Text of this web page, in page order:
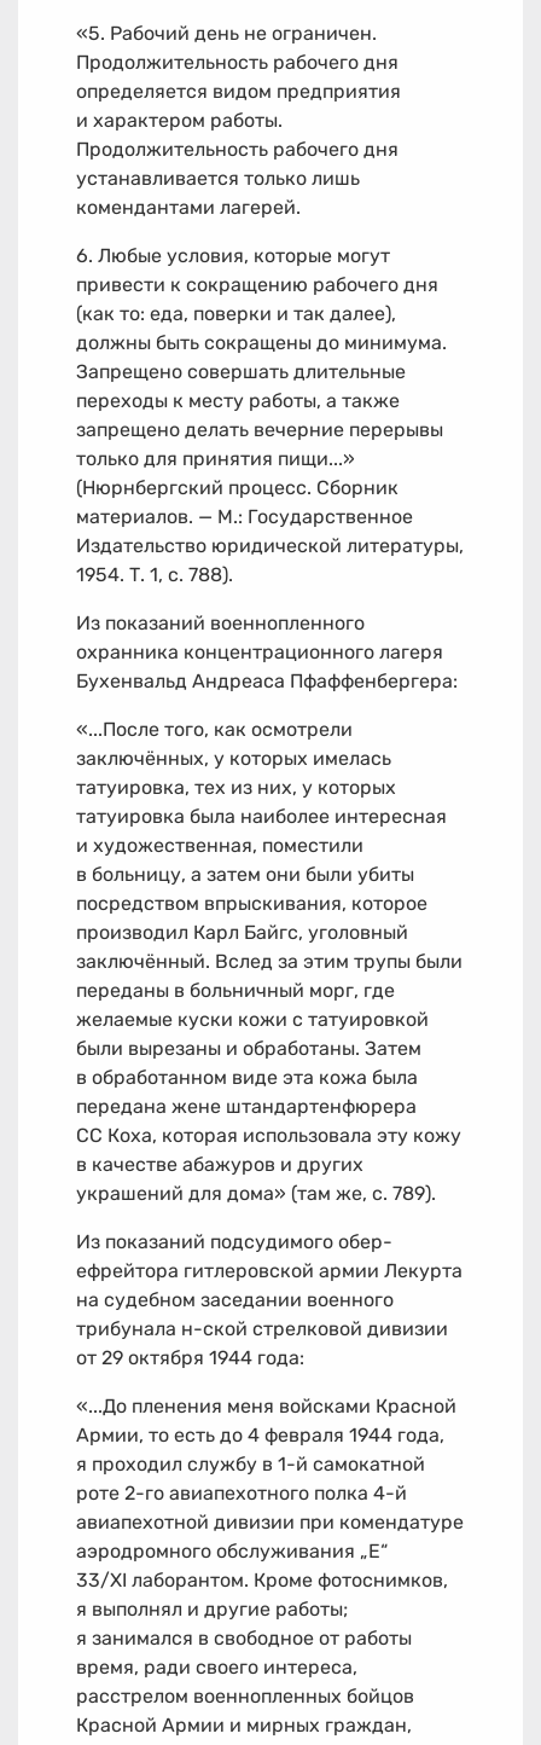
«5. Рабочий день не ограничен.
Продолжительность рабочего дня
определяется видом предприятия
и характером работы.
Продолжительность рабочего дня
устанавливается только лишь
комендантами лагерей.
6. Любые условия, которые могут
привести к сокращению рабочего дня
(как то: еда, поверки и так далее),
должны быть сокращены до минимума.
Запрещено совершать длительные
переходы к месту работы, а также
запрещено делать вечерние перерывы
только для принятия пищи...»
(Нюрнбергский процесс. Сборник
материалов. — М.: Государственное
Издательство юридической литературы,
1954. Т. 1, с. 788).
Из показаний военнопленного
охранника концентрационного лагеря
Бухенвальд Андреаса Пфаффенбергера:
«...После того, как осмотрели
заключённых, у которых имелась
татуировка, тех из них, у которых
татуировка была наиболее интересная
и художественная, поместили
в больницу, а затем они были убиты
посредством впрыскивания, которое
производил Карл Байгс, уголовный
заключённый. Вслед за этим трупы были
переданы в больничный морг, где
желаемые куски кожи с татуировкой
были вырезаны и обработаны. Затем
в обработанном виде эта кожа была
передана жене штандартенфюрера
СС Коха, которая использовала эту кожу
в качестве абажуров и других
украшений для дома» (там же, с. 789).
Из показаний подсудимого обер-
ефрейтора гитлеровской армии Лекурта
на судебном заседании военного
трибунала н-ской стрелковой дивизии
от 29 октября 1944 года:
«...До пленения меня войсками Красной
Армии, то есть до 4 февраля 1944 года,
я проходил службу в 1-й самокатной
роте 2-го авиапехотного полка 4-й
авиапехотной дивизии при комендатуре
аэродромного обслуживания „Е“
33/XI лаборантом. Кроме фотоснимков,
я выполнял и другие работы;
я занимался в свободное от работы
время, ради своего интереса,
расстрелом военнопленных бойцов
Красной Армии и мирных граждан,